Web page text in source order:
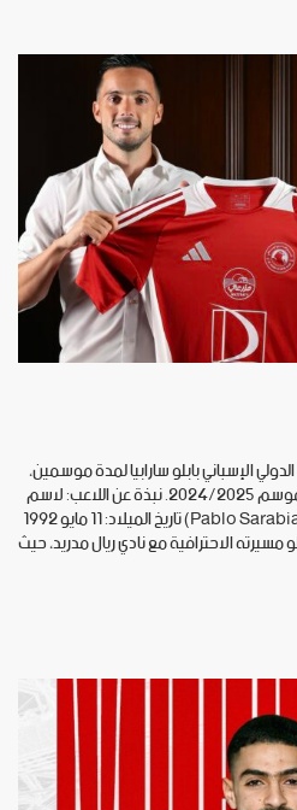
الإسباني بابلو سارابيا لمدة موسمين،
وذلك في إطار تعزيز صفوف الفريق لموسم 2024/2025. نبذة عن اللاعب: لاسم
الكامل: بابلو سرابيا موران (Pablo Sarabia García) تاريخ الميلاد: 11 مايو 1992
مسيرته الاحترافية مع نادي ريال مدريد، حيث